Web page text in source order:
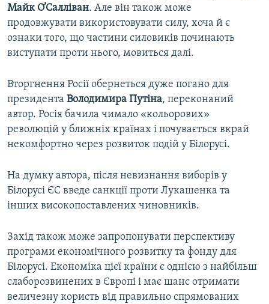
Майк О’Салліван. Але він також може
продовжувати використовувати силу, хоча й є
ознаки того, що частини силовиків починають
виступати проти нього, мовиться далі.
Вторгнення Росії обернеться дуже погано для
президента Володимира Путіна, переконаний
автор. Росія бачила чимало «кольорових»
революцій у ближніх країнах і почувається вкрай
некомфортно через розвиток подій у Білорусі.
На думку автора, після невизнання виборів у
Білорусі ЄС введе санкції проти Лукашенка та
інших високопоставлених чиновників.
Захід також може запропонувати перспективу
програми економічного розвитку та фонду для
Білорусі. Економіка цієї країни є однією з найбільш
слаборозвинених в Європі і має шанс отримати
величезну користь від правильно спрямованих